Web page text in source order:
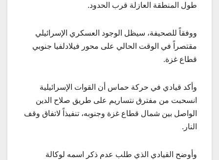
طول المنطقة العازلة قرب الحدود.
ووفقاً للصحيفة، سيظل الوجود العسكري الإسرائيلي
مقتصراً في الوقت الحالي على محور فيلادلفيا جنوبي
قطاع غزة.
وأكد قيادي في حركة حماس أن القوات الإسرائيلية
انسحبت من مفترق نتساريم على طريق صلاح الدين
الواصل بين شمال قطاع غزة وجنوبه، تنفيذاً لاتفاق وقف
النار.
وأوضح القيادي الذي طلب عدم ذكر اسمه لوكالة